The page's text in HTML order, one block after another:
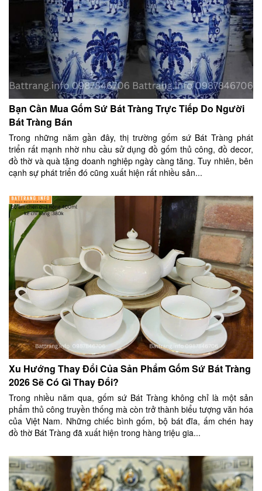
Bạn Cần Mua Gốm Sứ Bát Tràng Trực Tiếp Do Người
Bát Tràng Bán
Trong những năm gần đây, thị trường gốm sứ Bát Tràng phát
triển rất mạnh nhờ nhu cầu sử dụng đồ gốm thủ công, đồ decor,
đồ thờ và quà tặng doanh nghiệp ngày càng tăng. Tuy nhiên, bên
cạnh sự phát triển đó cũng xuất hiện rất nhiều sản...
Xu Hướng Thay Đổi Của Sản Phẩm Gốm Sứ Bát Tràng
2026 Sẽ Có Gì Thay Đổi?
Trong nhiều năm qua, gốm sứ Bát Tràng không chỉ là một sản
phẩm thủ công truyền thống mà còn trở thành biểu tượng văn hóa
của Việt Nam. Những chiếc bình gốm, bộ bát đĩa, ấm chén hay
đồ thờ Bát Tràng đã xuất hiện trong hàng triệu gia...